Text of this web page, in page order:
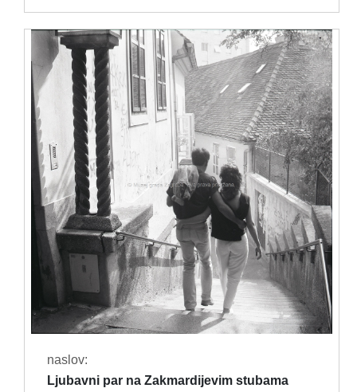
naslov:
Ljubavni par na Zakmardijevim stubama